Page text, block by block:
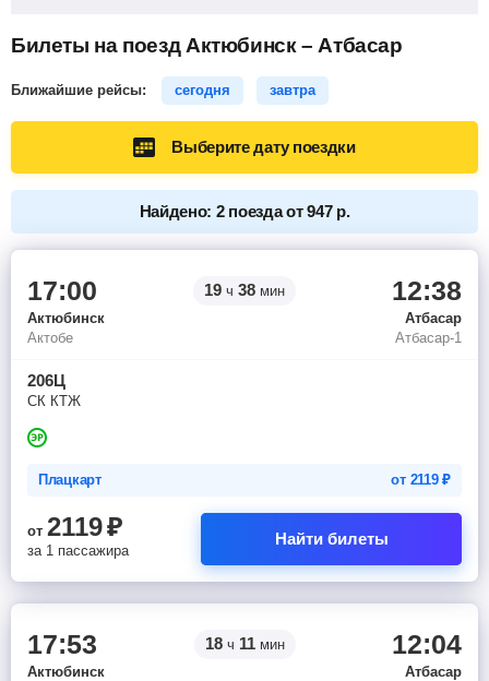
Билеты на поезд Актюбинск – Атбасар
Ближайшие рейсы: сегодня завтра
Выберите дату поездки
Найдено: 2 поезда от 947 р.
17:00 19 ч 38 мин 12:38
Актюбинск
Атбасар
Актобе
Атбасар-1
206Ц
СК КТЖ
Плацкарт от 2119₽
от 2119₽
за 1 пассажира
Найти билеты
17:53 18ч 11мин 12:04
Актюбинск
Атбасар